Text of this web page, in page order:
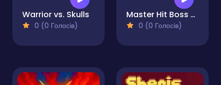
Warrior vs. Skulls
0 (0 Голосів)
Master Hit Boss Hunter
0 (0 Голосів)